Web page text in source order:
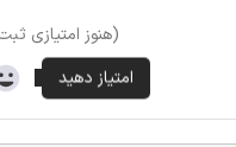
(هنوز امتیازی